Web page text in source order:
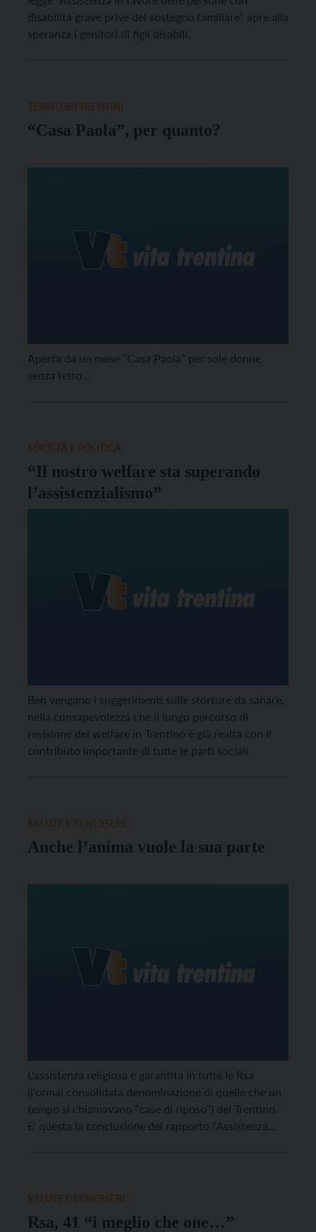
disabilità grave prive del sostegno familiare" apre alla
speranza i genitori di figli disabili.
“Casa Paola”, per quanto?
Aperta da un mese “Casa Paola” per sole donne
senza tetto .
“Il nostro welfare sta superando
l’assistenzialismo”
Ben vengano i suggerimenti sulle storture da sanare,
nella consapevolezza che il lungo percorso di
revisione del welfare in Trentino è già realtà con il
contributo importante di tutte le parti sociali.
Anche l’anima vuole la sua parte
L'assistenza religiosa è garantita in tutte le Rsa
(l'ormai consolidata denominazione di quelle che un
tempo si chiamavano “case di riposo”) del Trentino.
E' questa la conclusione del rapporto “Assistenza
Rsa, 41 “i meglio che one…”